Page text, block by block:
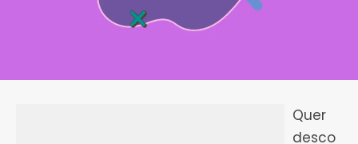
Quer
desco